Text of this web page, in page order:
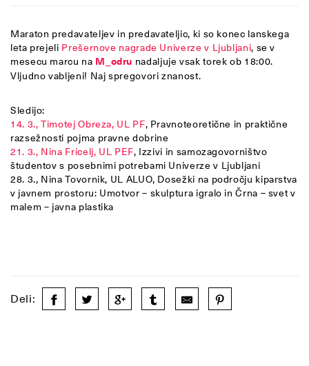
Maraton predavateljev in predavateljic, ki so konec lanskega
leta prejeli Prešernove nagrade Univerze v Ljubljani, se v
mesecu marcu na M_odru nadaljuje vsak torek ob 18:00.
Vljudno vabljeni! Naj spregovori znanost.
Sledijo:
14. 3., Timotej Obreza, UL PF, Pravnoteoretične in praktične
razsežnosti pojma pravne dobrine
21. 3., Nina Fricelj, UL PEF, Izzivi in samozagovorništvo
študentov s posebnimi potrebami Univerze v Ljubljani
28. 3., Nina Tovornik, UL ALUO, Dosežki na področju kiparstva
v javnem prostoru: Umotvor – skulptura igralo in Črna – svet v
malem – javna plastika
Deli: